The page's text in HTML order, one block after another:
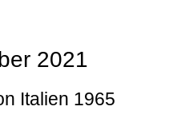
2021
Italien 1965